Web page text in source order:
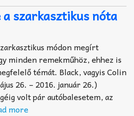
szarkasztikus nóta
módon megírt
minden remekműhöz, ehhez is
témát. Black, vagyis Colin
26. – 2016. január 26.)
volt pár autóbalesetem, az
more